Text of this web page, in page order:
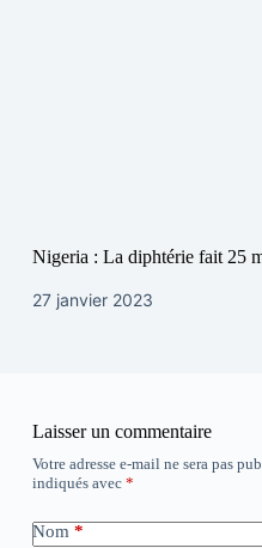
Nigeria : La diphtérie fait 25
27 janvier 2023
Laisser un commentaire
Votre adresse e-mail ne sera pas
indiqués avec *
Nom *